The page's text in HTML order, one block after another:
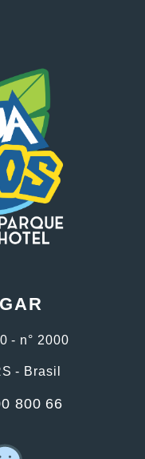
- n° 2000
- Brasil
800 66